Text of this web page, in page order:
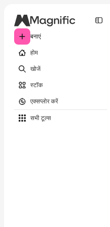
बनाएं
होम
खोजें
स्टॉक
एक्सप्लोर करें
सभी टूल्‍स